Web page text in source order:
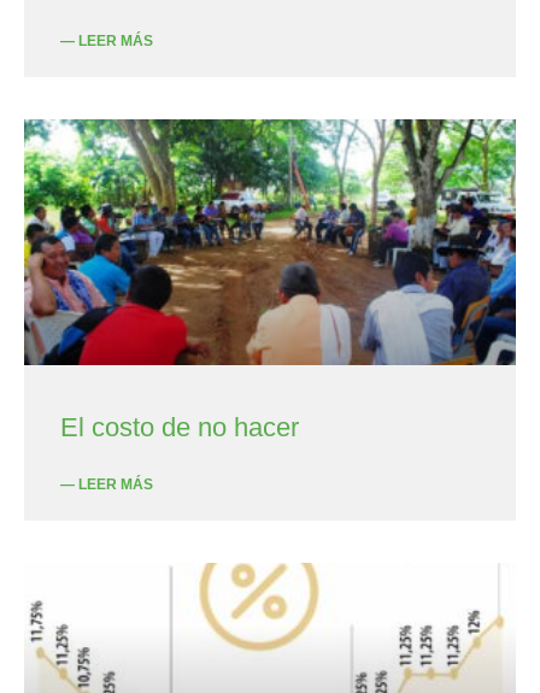
— LEER MÁS
El costo de no hacer
— LEER MÁS